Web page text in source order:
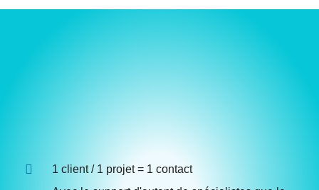
1 client / 1 projet = 1 contact